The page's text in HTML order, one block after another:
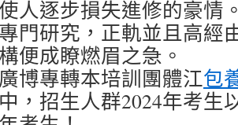
人逐步損失進修的豪情
門研究，正軌並且高經
便成瞭燃眉之急。
博專轉本培訓團體江包
，招生人群2024年考生